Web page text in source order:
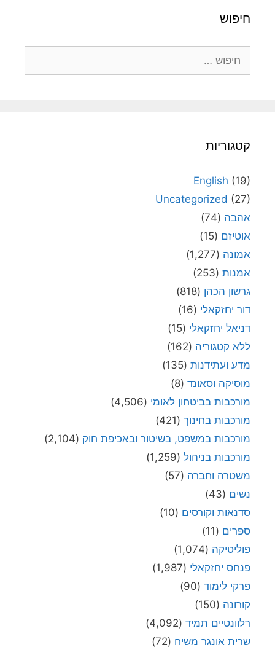
חיפוש
קטגוריות
English (19)
Uncategorized (27)
אהבה (74)
אוטיזם (15)
אמונה (1,277)
אמנות (253)
גרשון הכהן (818)
דור יחזקאלי (16)
דניאל יחזקאלי (15)
ללא קטגוריה (162)
מדע ועתידנות (135)
מוסיקה וסאונד (8)
מורכבות בביטחון לאומי (4,506)
מורכבות בחינוך (421)
מורכבות במשפט, בשיטור ובאכיפת חוק (2,104)
מורכבות בניהול (1,259)
משטרה וחברה (57)
נשים (43)
סדנאות וקורסים (10)
ספרים (11)
פוליטיקה (1,074)
פנחס יחזקאלי (1,987)
פרקי לימוד (90)
קורונה (150)
רלוונטיים תמיד (4,092)
שרית אונגר משיח (72)